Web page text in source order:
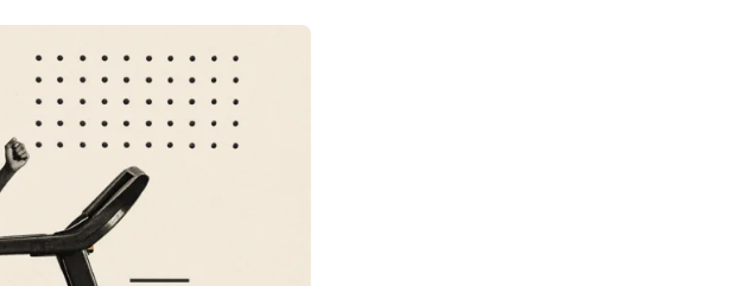
ВІДКРИТЕ ТРЕНУВАННЯ. YOGA
ROOFTOP. EPISODE 1